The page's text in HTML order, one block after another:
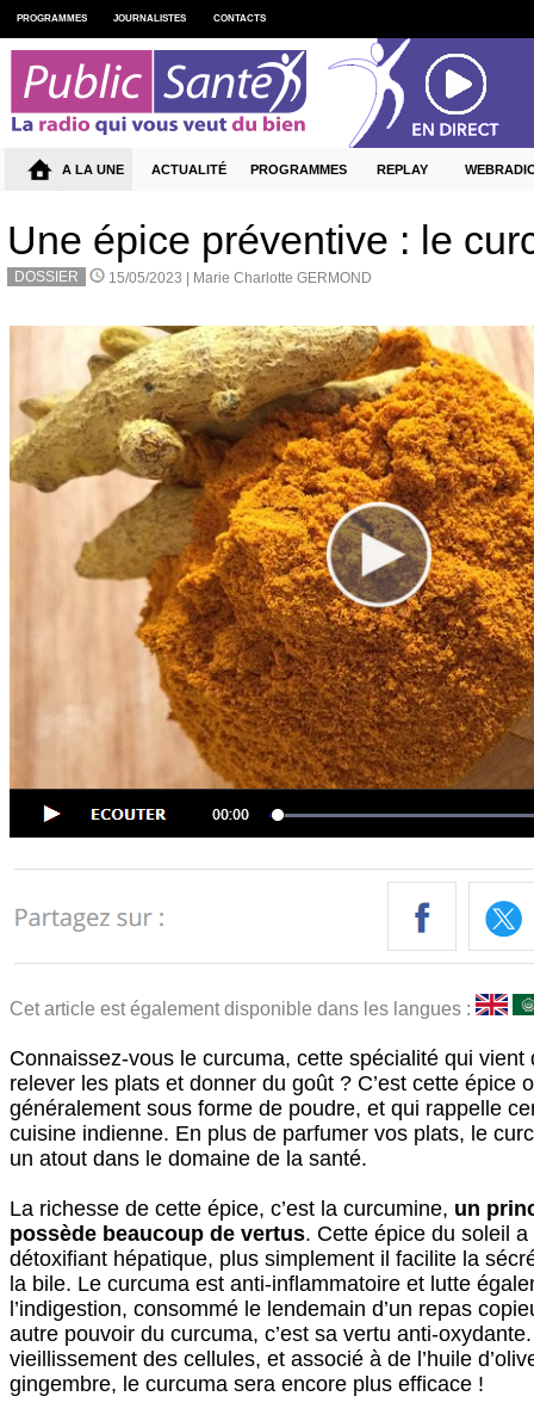
Une épice préventive : le
DOSSIER 15/05/2023 | Marie Charlotte GERMOND
Cet article est également disponible dans les langues :
Connaissez-vous le curcuma, cette spécialité qui vient
relever les plats et donner du goût ? C’est cette épice
généralement sous forme de poudre, et qui rappelle
cuisine indienne. En plus de parfumer vos plats, le
un atout dans le domaine de la santé.
La richesse de cette épice, c’est la curcumine, un
possède beaucoup de vertus. Cette épice du soleil
détoxifiant hépatique, plus simplement il facilite la
la bile. Le curcuma est anti-inflammatoire et lutte
l’indigestion, consommé le lendemain d’un repas
autre pouvoir du curcuma, c’est sa vertu anti-
vieillissement des cellules, et associé à de l’huile
gingembre, le curcuma sera encore plus efficace !
PROGRAMMES JOURNALISTES CONTACTS
A LA UNE ACTUALITÉ PROGRAMMES REPLAY